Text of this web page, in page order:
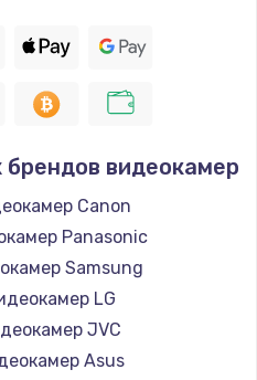
видеокамер
Canon
Panasonic
Samsung
LG
JVC
Asus